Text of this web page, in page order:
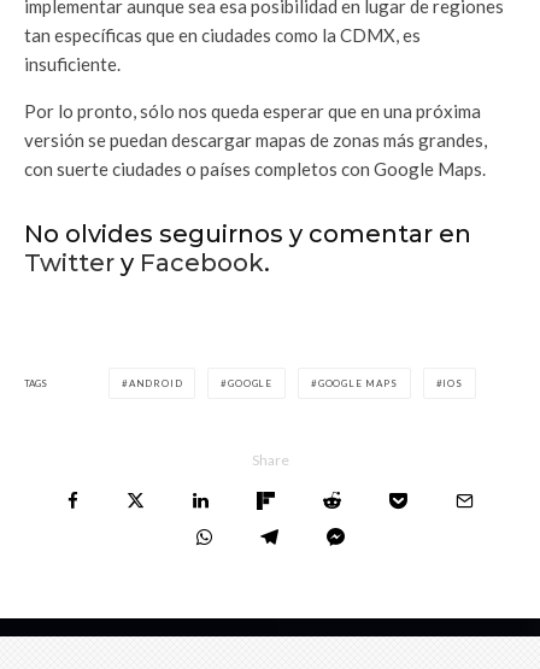
implementar aunque sea esa posibilidad en lugar de regiones
tan específicas que en ciudades como la CDMX, es
insuficiente.
Por lo pronto, sólo nos queda esperar que en una próxima
versión se puedan descargar mapas de zonas más grandes,
con suerte ciudades o países completos con Google Maps.
No olvides seguirnos y comentar en
Twitter y Facebook.
TAGS ANDROID GOOGLE GOOGLE MAPS IOS
Share